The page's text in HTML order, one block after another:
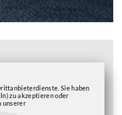
Sie haben
zu akzeptieren oder
unserer